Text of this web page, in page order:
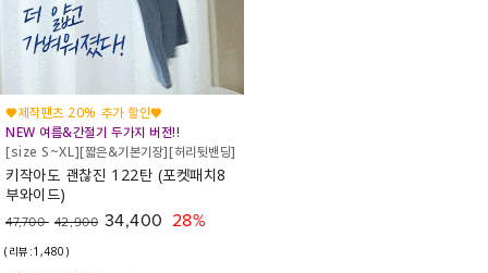
♥제작팬츠 20% 추가 할인♥
NEW 여름&간절기 두가지 버전!!
[size S~XL][짧은&기본기장][허리뒷밴딩]
키작아도 괜찮진 122탄 (포켓패치8
부와이드)
47,700 42,900 34,400 28%
(리뷰:1,480)